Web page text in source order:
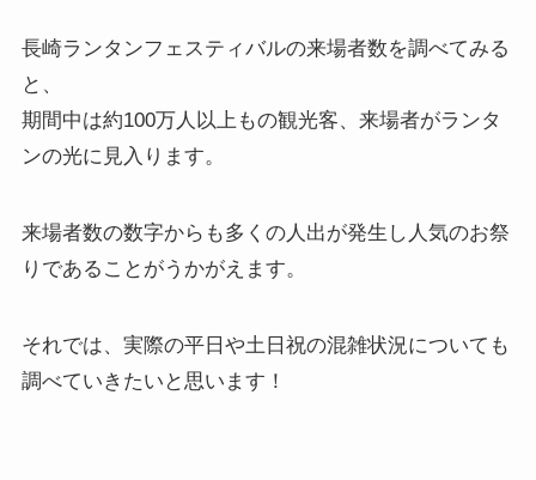
長崎ランタンフェスティバルの来場者数を調べてみる
と、
期間中は約100万人以上もの観光客、来場者がランタ
ンの光に見入ります。
来場者数の数字からも多くの人出が発生し人気のお祭
りであることがうかがえます。
それでは、実際の平日や土日祝の混雑状況についても
調べていきたいと思います！